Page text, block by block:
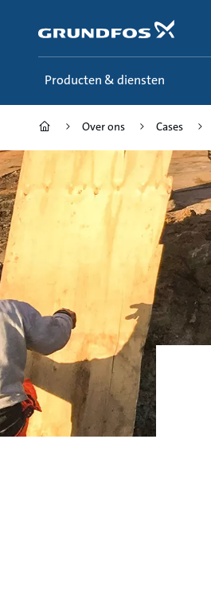
hoofdinhoud
Producten & diensten
Over ons Cases